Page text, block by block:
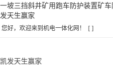
一坡三挡斜井矿用跑车防护装置矿
发天生赢家
您好，欢迎来到机电一体化网！ [ ]
凯发天生赢家